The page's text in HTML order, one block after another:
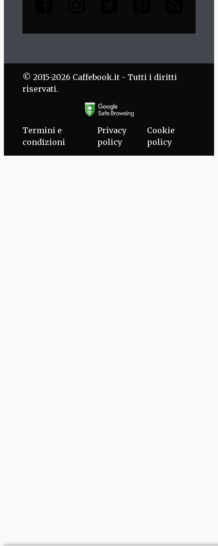
© 2015-2026 Caffebook.it - Tutti i diritti
riservati.
Termini e
condizioni
Privacy
policy
Cookie
policy